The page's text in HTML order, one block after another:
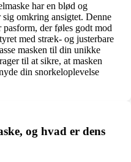
har en blød og
omkring ansigtet. Denne
der føles godt mod
med stræk- og justerbare
masken til din unikke
til at sikre, at masken
din snorkeloplevelse
og hvad er dens